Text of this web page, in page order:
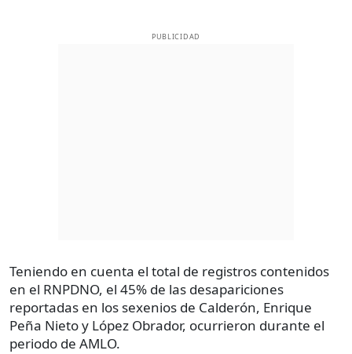
PUBLICIDAD
Teniendo en cuenta el total de registros contenidos
en el RNPDNO, el 45% de las desapariciones
reportadas en los sexenios de Calderón, Enrique
Peña Nieto y López Obrador, ocurrieron durante el
periodo de AMLO.